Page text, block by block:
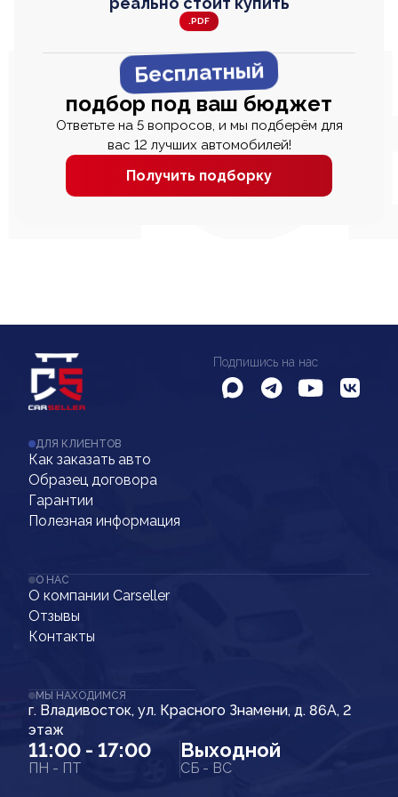
.PDF
Бесплатный
подбор под ваш бюджет
Ответьте на 5 вопросов, и мы подберём для
вас 12 лучших автомобилей!
Получить подборку
Подпишись на нас
ДЛЯ КЛИЕНТОВ
Как заказать авто
Образец договора
Гарантии
Полезная информация
О НАС
О компании Carseller
Отзывы
Контакты
МЫ НАХОДИМСЯ
г. Владивосток, ул. Красного Знамени, д. 86А, 2
этаж
11:00 - 17:00
ПН - ПТ
Выходной
СБ - ВС